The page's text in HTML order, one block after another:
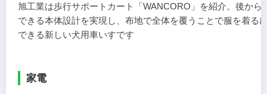
旭工業は歩行サポートカート「WANCORO」を紹介。後から
できる本体設計を実現し、布地で全体を覆うことで服を着る
できる新しい犬用車いすです
家電